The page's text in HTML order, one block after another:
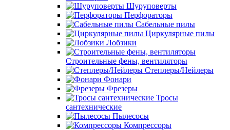
Шуруповерты
Перфораторы
Сабельные пилы
Циркулярные пилы
Лобзики
Строительные фены, вентиляторы
Степлеры/Нейлеры
Фонари
Фрезеры
Тросы
сантехнические
Пылесосы
Компрессоры